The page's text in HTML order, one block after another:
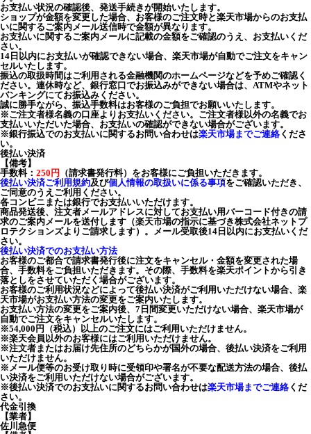
お支払い状況の確認後、発送手続きが開始いたします。
ショップが金額を変更した場合、お客様のご注文時と楽天市場からのお支払
いに関するご案内メール送信時で金額が異なります。
お支払いに関するご案内メールに記載の金額をご確認のうえ、お支払いくだ
さい。
14日以内にお支払いが確認できない場合、楽天市場が自動でご注文をキャン
セルいたします。
振込の取扱時間はご利用される金融機関のホームページなどを予めご確認く
ださい。連休時など、銀行窓口でお振込みができない場合は、ATMやネット
バンキングにてお振込みください。
誠に勝手ながら、振込手数料はお客様のご負担でお願いいたします。
※ご注文者様名義の口座よりお支払いください。ご注文者様以外の名義でお
支払いいただいた場合、お支払いの確認ができない場合がございます。
※銀行振込でのお支払いに関するお問い合わせは楽天市場までご連絡くださ
い。
後払い決済
【備考】
手数料： 250円
（請求書発行料）をお客様にご負担いただきます。
後払い決済ご利用規約及び個人情報の取扱いに係る事項をご確認いただき、
ご同意のうえご利用ください。
各コンビニまたは銀行でお支払いいただけます。
商品発送後、注文者メールアドレスに対してお支払い用バーコード付きの請
求のご案内メールを送付します（楽天市場の指示に基づき株式会社ネットプ
ロテクションズよりご請求します）。メール受取後14日以内にお支払いくだ
さい。
後払い決済でのお支払い方法
お客様のご都合で請求書発行後に注文をキャンセル・金額を変更された場
合、手数料をご負担いただきます。その際、手数料を楽天ポイントから引き
落としをさせていただく場合がございます。
お客様のご利用状況などによって後払い決済がご利用いただけない場合、楽
天市場がお支払い方法の変更をご案内いたします。
お支払い方法の変更をご案内後、7日間変更いただけない場合、楽天市場が
自動でご注文をキャンセルいたします。
※54,000円（税込）以上のご注文にはご利用いただけません。
※楽天会員以外のお客様にはご利用いただけません。
※注文者またはお届け先住所のどちらかが国外の場合、後払い決済をご利用
いただけません。
※メール便等のお受け取り時に受領印や署名が不要な配送方法の場合、後払
い決済をご利用いただけない場合がございます。
※後払い決済でのお支払いに関するお問い合わせは楽天市場までご連絡くだ
さい。
代金引換
【業者】
佐川急便